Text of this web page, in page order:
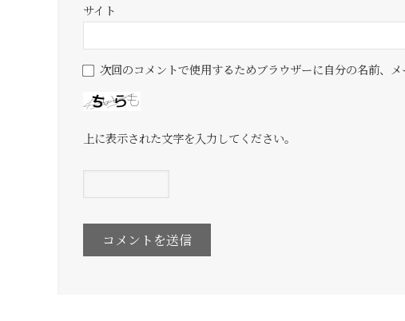
サイト
次回のコメントで使用するためブラウザーに自分の名前、メ
上に表示された文字を入力してください。